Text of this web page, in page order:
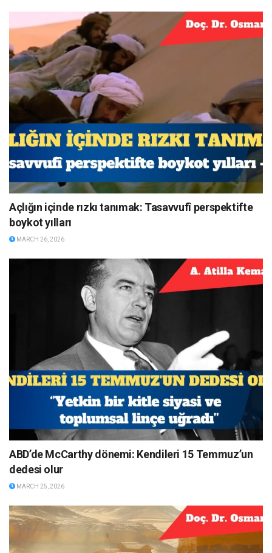
Açlığın içinde rızkı tanımak: Tasavvufî perspektifte
boykot yılları
MARCH 26, 2026
ABD’de McCarthy dönemi: Kendileri 15 Temmuz’un
dedesi olur
MARCH 25, 2026